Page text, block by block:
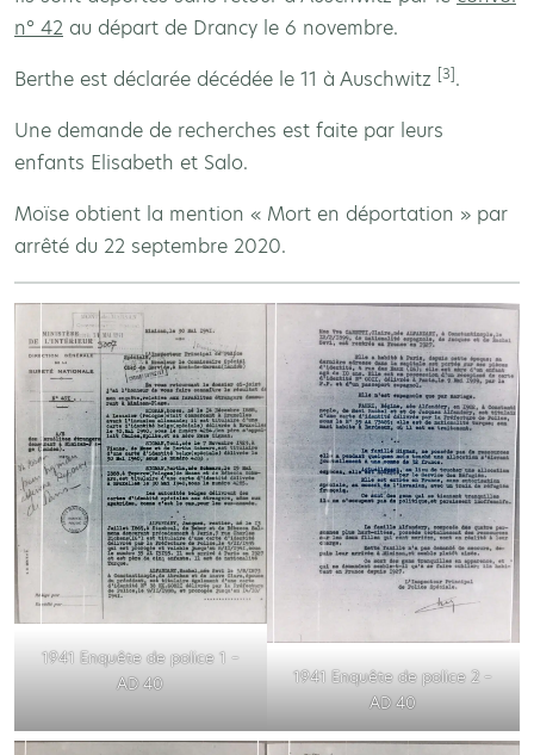
n° 42 au départ de Drancy le 6 novembre.
Berthe est déclarée décédée le 11 à Auschwitz [3].
Une demande de recherches est faite par leurs
enfants Elisabeth et Salo.
Moïse obtient la mention « Mort en déportation » par
arrêté du 22 septembre 2020.
1941 Enquête de police 1 –
AD 40
1941 Enquête de police 2 –
AD 40